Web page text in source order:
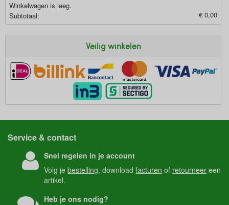
Winkelwagen is leeg.
Subtotaal:
€ 0,00
Veilig winkelen
Service & contact
Snel regelen in je account
Volg jebestelling, downloadfacturen of retourneer een
artikel.
Heb je ons nodig?